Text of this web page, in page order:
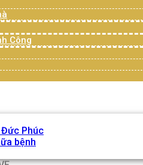
Công
Đức Phúc
bệnh